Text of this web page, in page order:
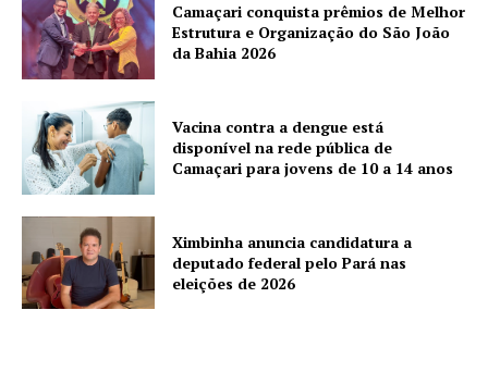
Camaçari conquista prêmios de Melhor
Estrutura e Organização do São João
da Bahia 2026
Vacina contra a dengue está
disponível na rede pública de
Camaçari para jovens de 10 a 14 anos
Ximbinha anuncia candidatura a
deputado federal pelo Pará nas
eleições de 2026